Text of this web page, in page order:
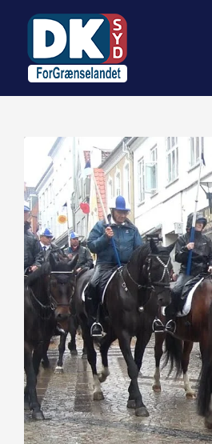
content
Larger
Image